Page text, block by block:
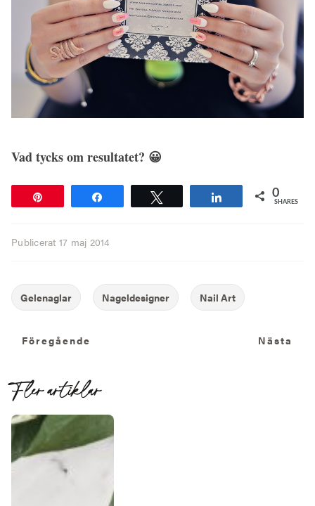
Vad tycks om resultatet? 😀
Share 0
SHARES
Publicerat 17 maj 2014
Föregående
Föregående Nästa
Fler artiklar